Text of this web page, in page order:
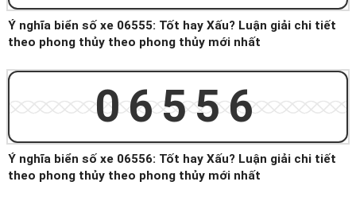
Ý nghĩa biển số xe 06555: Tốt hay Xấu? Luận giải chi tiết
theo phong thủy theo phong thủy mới nhất
06556
Ý nghĩa biển số xe 06556: Tốt hay Xấu? Luận giải chi tiết
theo phong thủy theo phong thủy mới nhất